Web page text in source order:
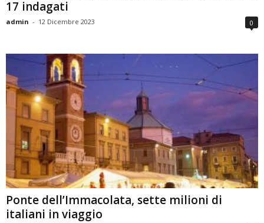
17 indagati
admin - 12 Dicembre 2023 0
Ponte dell’Immacolata, sette milioni di
italiani in viaggio